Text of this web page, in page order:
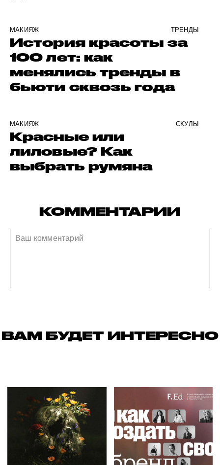
МАКИЯЖ ТРЕНДЫ
История красоты за
100 лет: как
менялись тренды в
бьюти сквозь года
МАКИЯЖ СКУЛЫ
Красные или
лиловые? Как
выбрать румяна
КОММЕНТАРИИ
ВАМ БУДЕТ ИНТЕРЕСНО